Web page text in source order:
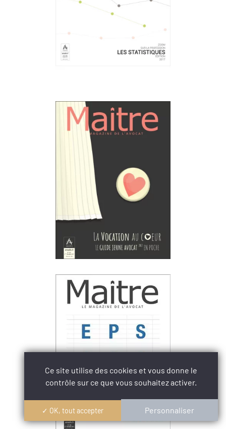
Ce site utilise des cookies et vous donne le
contrôle sur ce que vous souhaitez activer.
✓ OK, tout accepter Personnaliser